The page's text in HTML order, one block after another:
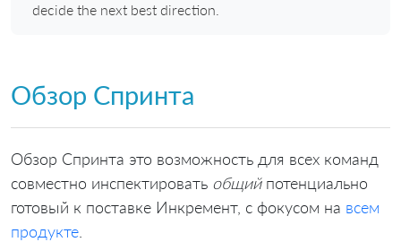
decide the next best direction.
Обзор Спринта
Обзор Спринта это возможность для всех команд
совместно инспектировать общийпотенциально
готовый к поставке Инкремент, с фокусом на всем
продукте